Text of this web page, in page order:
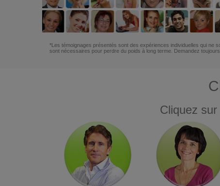
*Les témoignages présentés sont des expériences individuelles qui ne
sont nécessaires pour perdre du poids à long terme. Demandez
Cliquez